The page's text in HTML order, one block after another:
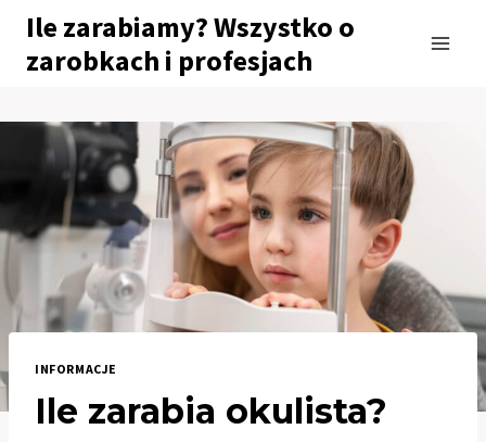
Przejdź
treści
Ile zarabiamy? Wszystko o
zarobkach i profesjach
INFORMACJE
Ile zarabia okulista?